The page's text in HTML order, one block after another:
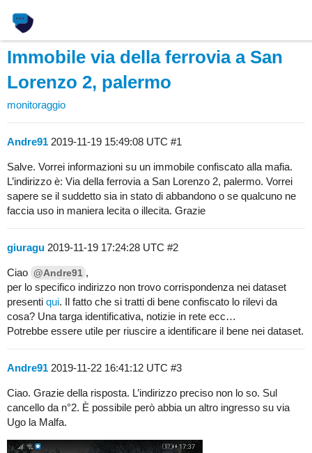
Immobile via della ferrovia a San
Lorenzo 2, palermo
monitoraggio
Andre91 2019-11-19 15:49:08 UTC #1
Salve. Vorrei informazioni su un immobile confiscato alla mafia.
L’indirizzo è: Via della ferrovia a San Lorenzo 2, palermo. Vorrei
sapere se il suddetto sia in stato di abbandono o se qualcuno ne
faccia uso in maniera lecita o illecita. Grazie
giuragu 2019-11-19 17:24:28 UTC #2
Ciao @Andre91 ,
per lo specifico indirizzo non trovo corrispondenza nei dataset
presenti qui. Il fatto che si tratti di bene confiscato lo rilevi da
cosa? Una targa identificativa, notizie in rete ecc…
Potrebbe essere utile per riuscire a identificare il bene nei dataset.
Andre91 2019-11-22 16:41:12 UTC #3
Ciao. Grazie della risposta. L’indirizzo preciso non lo so. Sul
cancello da n°2. È possibile però abbia un altro ingresso su via
Ugo la Malfa.